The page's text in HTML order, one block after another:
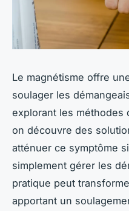
Le magnétisme offre
soulager les
explorant les méthodes
on découvre des
atténuer ce symptôme
simplement gérer les
pratique peut
apportant un